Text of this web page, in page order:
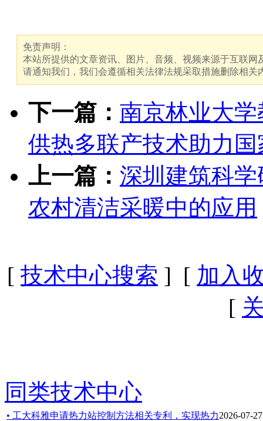
免责声明：
本站所提供的文章资讯、图片、音频、视频来源于互联
请通知我们，我们会遵循相关法律法规采取措施删除相关
下一篇： 南京林业大
供热多联产技术助力
上一篇： 深圳建筑科
农村清洁采暖中的应用
[ 技术中心搜索 ] [ 加入
[
同类技术中心
• 工大科雅申请热力站控制方法相关专利，实现热力2026-07-27